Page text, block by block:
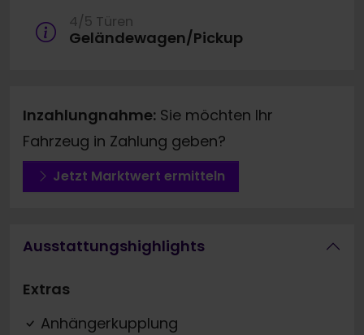
4/5 Türen
Geländewagen/Pickup
Inzahlungnahme: Sie möchten Ihr
Fahrzeug in Zahlung geben?
Jetzt Marktwert ermitteln
Ausstattungshighlights
Extras
Anhängerkupplung